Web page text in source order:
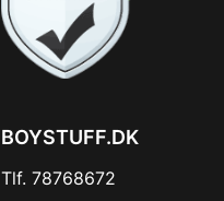
BOYSTUFF.DK
Tlf. 78768672